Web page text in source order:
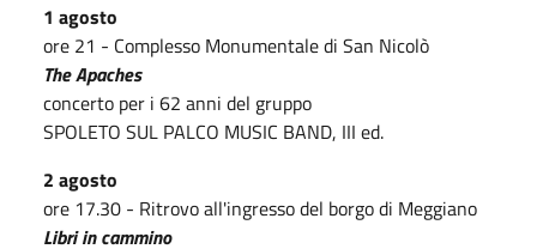
1 agosto
ore 21 - Complesso Monumentale di San Nicolò
The Apaches
concerto per i 62 anni del gruppo
SPOLETO SUL PALCO MUSIC BAND, III ed.
2 agosto
ore 17.30 - Ritrovo all'ingresso del borgo di Meggiano
Libri in cammino